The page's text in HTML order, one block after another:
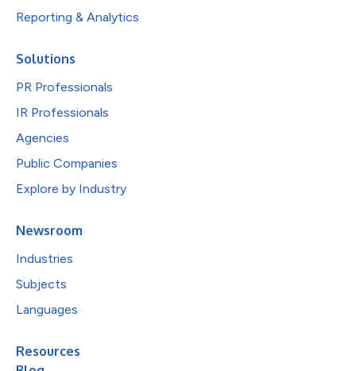
Reporting & Analytics
Solutions
PR Professionals
IR Professionals
Agencies
Public Companies
Explore by Industry
Newsroom
Industries
Subjects
Languages
Resources